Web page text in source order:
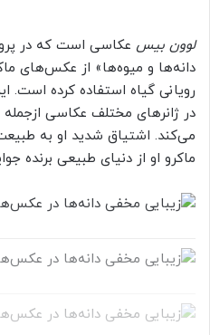
لوون بیس عکاسی است که در
دانه‌ها و میوه‌ها» از عکس‌های
رویانی گیاه استفاده کرده است.
در ژانرهای مختلف عکاسی
می‌کند. اشتیاق شدید او به
ماکرو او از دنیای طبیعی برنده